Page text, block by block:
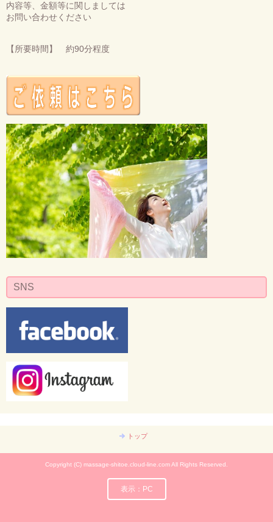
内容等、金額等に関しましては
お問い合わせください
【所要時間】 約90分程度
SNS
トップ
Copyright (C) massage-shitoe.cloud-line.com All Rights Reserved.
表示：PC